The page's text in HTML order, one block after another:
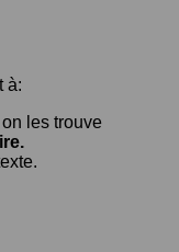
à:
les trouve